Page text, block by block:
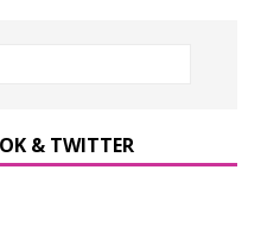
& TWITTER